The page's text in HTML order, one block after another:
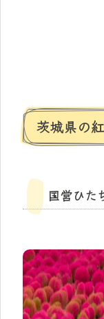
茨城県の
国営ひた